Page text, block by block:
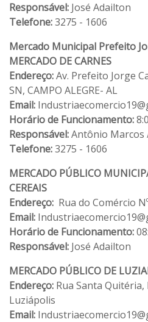
Responsável: José Adailton
Telefone:3275 - 1606
Mercado Municipal Prefeito
MERCADO DE CARNES
Endereço:Av. Prefeito Jorge
SN, CAMPO ALEGRE- AL
Email:
Horário de Funcionamento:
Responsável:Antônio
Telefone:3275 - 1606
MERCADO PÚBLICO
CEREAIS
Endereço: Rua do Comércio
Email:
Horário de Funcionamento:
Responsável: José Adailton
MERCADO PÚBLICO DE
Endereço: Rua Santa Quitéria,
Luziápolis
Email: